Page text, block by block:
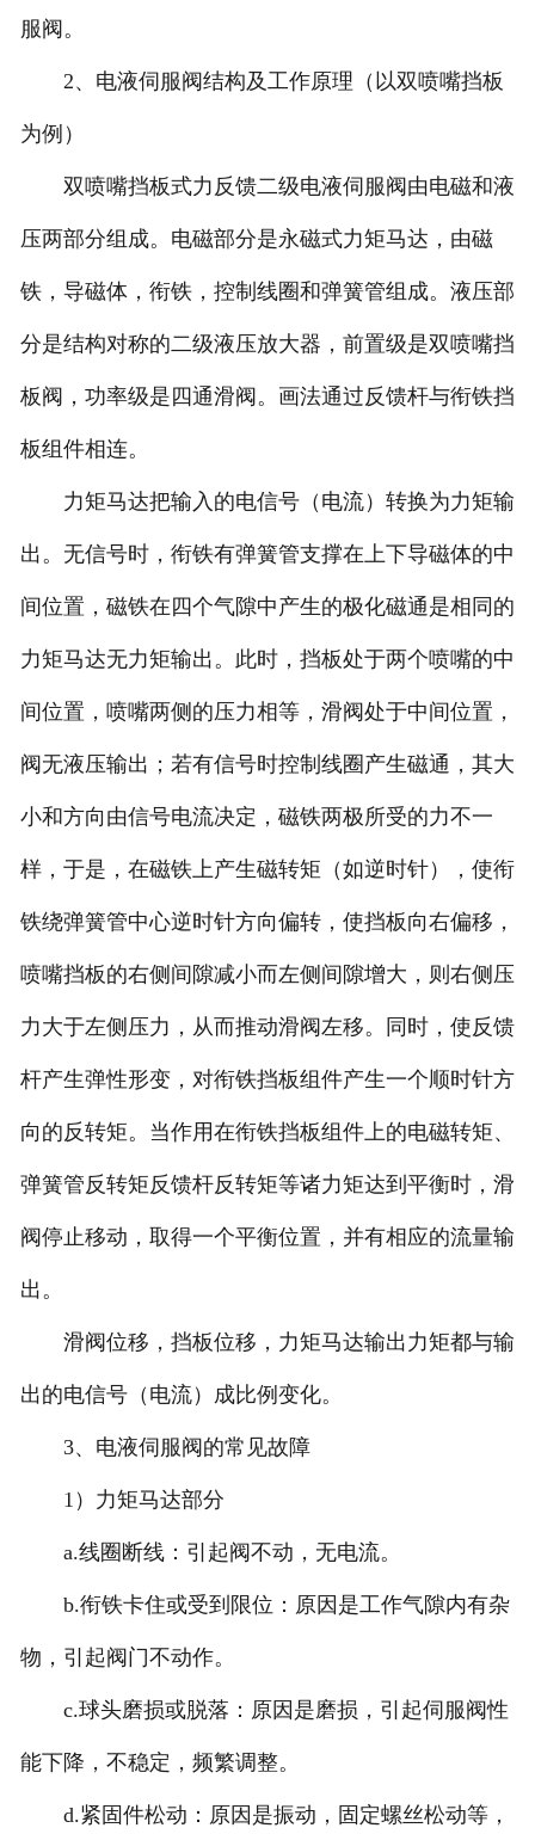
服阀。
2、电液伺服阀结构及工作原理（以双喷嘴挡板
为例）
双喷嘴挡板式力反馈二级电液伺服阀由电磁和液
压两部分组成。电磁部分是永磁式力矩马达，由磁
铁，导磁体，衔铁，控制线圈和弹簧管组成。液压部
分是结构对称的二级液压放大器，前置级是双喷嘴挡
板阀，功率级是四通滑阀。画法通过反馈杆与衔铁挡
板组件相连。
力矩马达把输入的电信号（电流）转换为力矩输
出。无信号时，衔铁有弹簧管支撑在上下导磁体的中
间位置，磁铁在四个气隙中产生的极化磁通是相同的
力矩马达无力矩输出。此时，挡板处于两个喷嘴的中
间位置，喷嘴两侧的压力相等，滑阀处于中间位置，
阀无液压输出；若有信号时控制线圈产生磁通，其大
小和方向由信号电流决定，磁铁两极所受的力不一
样，于是，在磁铁上产生磁转矩（如逆时针），使衔
铁绕弹簧管中心逆时针方向偏转，使挡板向右偏移，
喷嘴挡板的右侧间隙减小而左侧间隙增大，则右侧压
力大于左侧压力，从而推动滑阀左移。同时，使反馈
杆产生弹性形变，对衔铁挡板组件产生一个顺时针方
向的反转矩。当作用在衔铁挡板组件上的电磁转矩、
弹簧管反转矩反馈杆反转矩等诸力矩达到平衡时，滑
阀停止移动，取得一个平衡位置，并有相应的流量输
出。
滑阀位移，挡板位移，力矩马达输出力矩都与输
出的电信号（电流）成比例变化。
3、电液伺服阀的常见故障
1）力矩马达部分
a.线圈断线：引起阀不动，无电流。
b.衔铁卡住或受到限位：原因是工作气隙内有杂
物，引起阀门不动作。
c.球头磨损或脱落：原因是磨损，引起伺服阀性
能下降，不稳定，频繁调整。
d.紧固件松动：原因是振动，固定螺丝松动等，